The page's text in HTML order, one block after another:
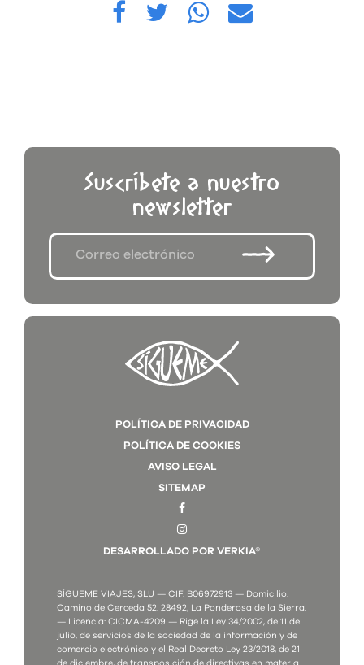
Suscríbete a nuestro
newsletter
POLÍTICA DE PRIVACIDAD
POLÍTICA DE COOKIES
AVISO LEGAL
SITEMAP
DESARROLLADO POR VERKIA®
SÍGUEME VIAJES, SLU — CIF: B06972913 — Domicilio:
Camino de Cerceda 52. 28492, La Ponderosa de la Sierra.
— Licencia: CICMA-4209 — Rige la Ley 34/2002, de 11 de
julio, de servicios de la sociedad de la información y de
comercio electrónico y el Real Decreto Ley 23/2018, de 21
de diciembre, de transposición de directivas en materia